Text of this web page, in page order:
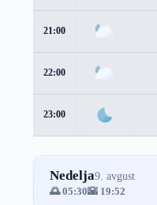
21:00
22:00
23:00
Nedelja9. avgust
🌅 05:30🌇 19:52